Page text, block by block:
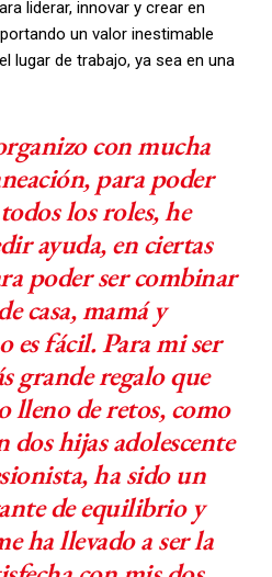
liderar, innovar y crear en
un valor inestimable
lugar de trabajo, ya sea en una
con mucha
para poder
los roles, he
ayuda, en ciertas
poder ser combinar
casa, mamá y
es fácil. Para mi ser
grande regalo que
lleno de retos, como
dos hijas adolescente
ha sido un
de equilibrio y
ha llevado a ser la